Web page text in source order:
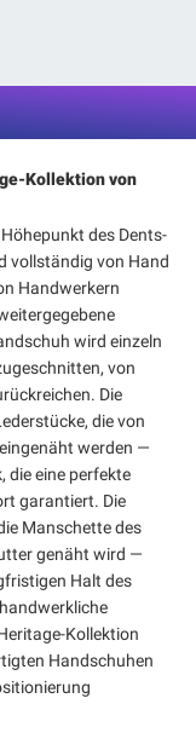
Kollektion von
des Dents-
vollständig von Hand
Handwerkern
wird einzeln
von
Die
die von
werden —
die eine perfekte
garantiert. Die
Manschette des
genäht wird —
Halt des
Kollektion
Handschuhen